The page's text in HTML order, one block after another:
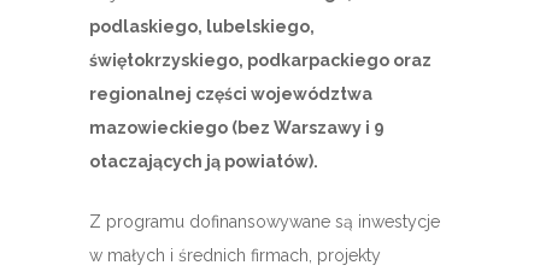
podlaskiego, lubelskiego,
świętokrzyskiego, podkarpackiego oraz
regionalnej części województwa
mazowieckiego (bez Warszawy i 9
otaczających ją powiatów).
Z programu dofinansowywane są inwestycje
w małych i średnich firmach, projekty